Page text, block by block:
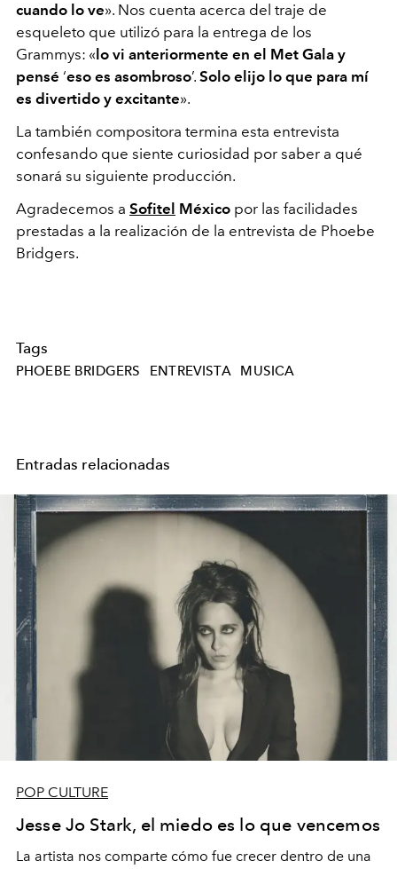
cuando lo ve». Nos cuenta acerca del traje de
esqueleto que utilizó para la entrega de los
Grammys: « lo vi anteriormente en el Met Gala y
pensé ‘eso es asombroso’. Solo elijo lo que para mí
es divertido y excitante».
La también compositora termina esta entrevista
confesando que siente curiosidad por saber a qué
sonará su siguiente producción.
Agradecemos a Sofitel México por las facilidades
prestadas a la realización de la entrevista de Phoebe
Bridgers.
Tags
PHOEBE BRIDGERS ENTREVISTA MUSICA
Entradas relacionadas
POP CULTURE
Jesse Jo Stark, el miedo es lo que vencemos
La artista nos comparte cómo fue crecer dentro de una